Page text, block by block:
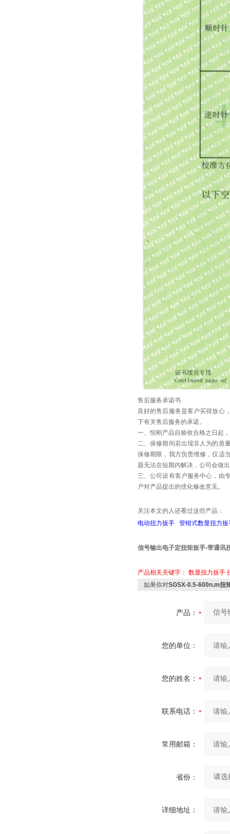
售后服务承诺书
良好的售后服务是客户买得放心
下有关售后服务的承诺。
一、恒刚产品自验收合格之日起
二、保修期间若出现非人为的质
保修期限，我方负责维修，仅适
题无法在短期内解决，公司会做
三、公司设有客户服务中心，由
户对产品提出的优化修改意见。
关注本文的人还看过这些产品：
电动扭力扳手
管钳式数显扭力扳
信号输出电子定扭矩扳手-带通讯
产品相关关键字： 数显扭力扳手
如果你对SGSX-0.5-600n.m扭
产品：
您的单位：
您的姓名：
联系电话：
常用邮箱：
省份：
详细地址：